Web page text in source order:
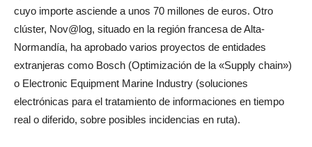
cuyo importe asciende a unos 70 millones de euros. Otro
clúster, Nov@log, situado en la región francesa de Alta-
Normandía, ha aprobado varios proyectos de entidades
extranjeras como Bosch (Optimización de la «Supply chain»)
o Electronic Equipment Marine Industry (soluciones
electrónicas para el tratamiento de informaciones en tiempo
real o diferido, sobre posibles incidencias en ruta).